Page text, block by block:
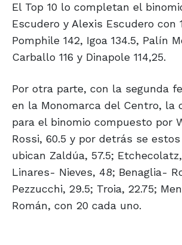
El Top 10 lo completan el
Escudero y Alexis Escudero con
Pomphile 142, Igoa 134.5, Palín
Carballo 116 y Dinapole 114,25.
Por otra parte, con la segunda
en la Monomarca del Centro, la
para el binomio compuesto por
Rossi, 60.5 y por detrás se
ubican Zaldúa, 57.5;
Linares- Nieves, 48; Benaglia-
Pezzucchi, 29.5; Troia, 22.75;
Román, con 20 cada uno.